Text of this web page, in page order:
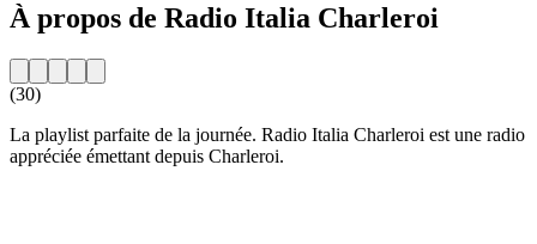
À propos de Radio Italia Charleroi
(30)
La playlist parfaite de la journée. Radio Italia Charleroi est une radio
appréciée émettant depuis Charleroi.